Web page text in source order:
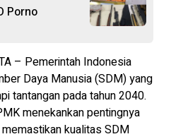
Porno
– Pemerintah Indonesia
Daya Manusia (SDM) yang
tantangan pada tahun 2040.
menekankan pentingnya
kualitas SDM